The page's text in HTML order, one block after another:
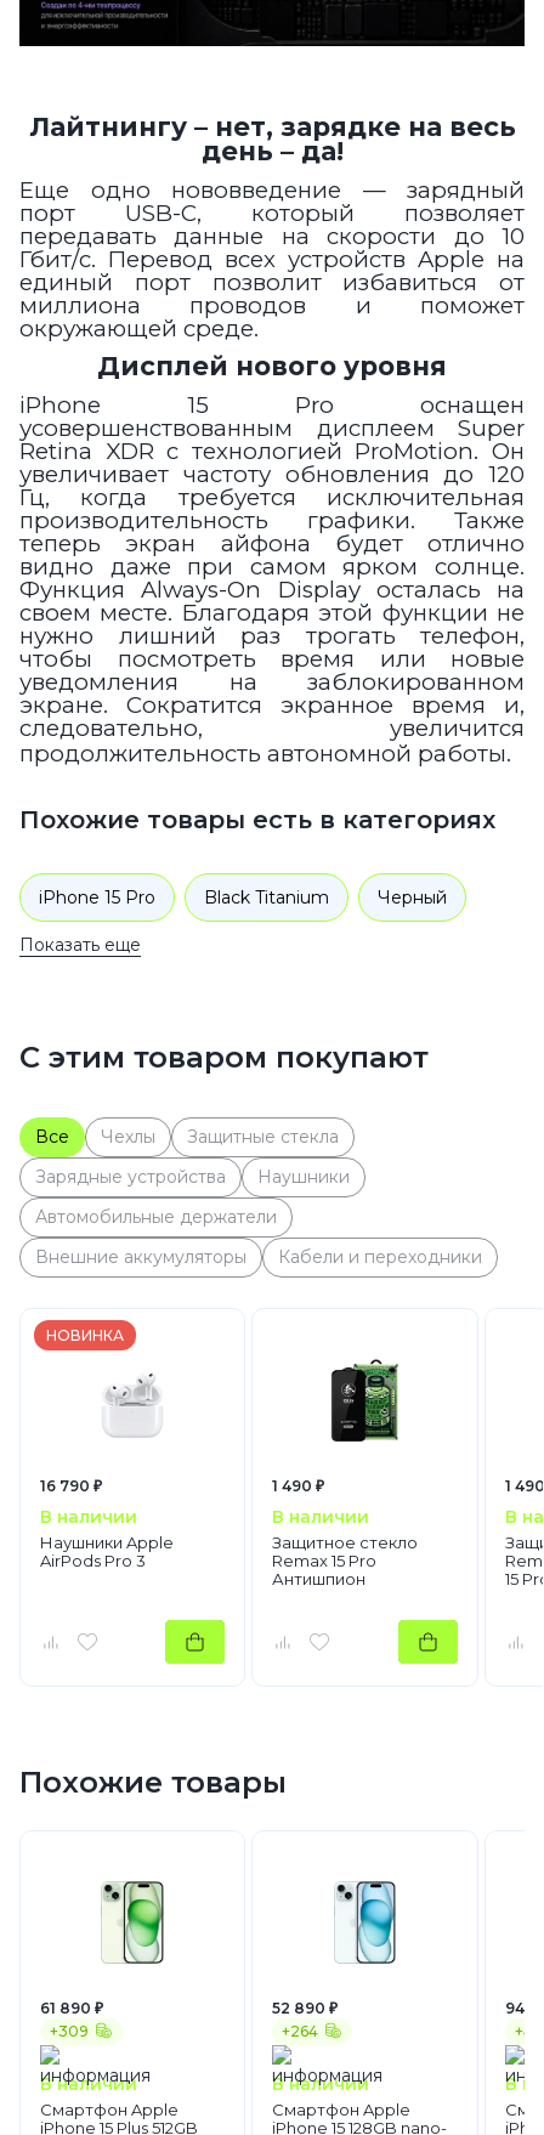
Лайтнингу – нет, зарядке на весь
день – да!
Еще одно нововведение — зарядный
порт USB-C, который позволяет
передавать данные на скорости до 10
Гбит/с. Перевод всех устройств Apple на
единый порт позволит избавиться от
миллиона проводов и поможет
окружающей среде.
Дисплей нового уровня
iPhone 15 Pro оснащен
усовершенствованным дисплеем Super
Retina XDR с технологией ProMotion. Он
увеличивает частоту обновления до 120
Гц, когда требуется исключительная
производительность графики. Также
теперь экран айфона будет отлично
видно даже при самом ярком солнце.
Функция Always-On Display осталась на
своем месте. Благодаря этой функции не
нужно лишний раз трогать телефон,
чтобы посмотреть время или новые
уведомления на заблокированном
экране. Сократится экранное время и,
следовательно, увеличится
продолжительность автономной работы.
Похожие товары есть в категориях
iPhone 15 Pro Black Titanium Черный
Показать еще
С этим товаром покупают
Все Чехлы
Защитные стекла
Зарядные устройства
Наушники
Автомобильные держатели
Внешние аккумуляторы
Кабели и переходники
НОВИНКА
16 790 ₽
В наличии
Наушники Apple
AirPods Pro 3
1 490 ₽
В наличии
Защитное стекло
Remax 15 Pro
Антишпион
1
В
15
Похожие товары
+309
61 890 ₽
В наличии
Смартфон Apple
iPhone 15 Plus 512GB
+264
52 890 ₽
В наличии
Смартфон Apple
iPhone 15 128GB nano-
94
В